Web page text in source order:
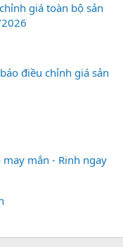
giá toàn bộ sản
điều chỉnh giá sản
mắn - Rinh ngay